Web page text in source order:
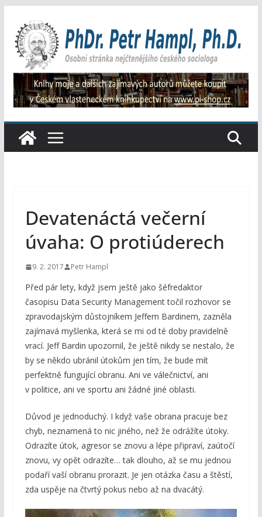
obsah
Devatenáctá večerní
úvaha: O protiúderech
9. 2. 2017 Petr Hampl
Před pár lety, když jsem ještě jako šéfredaktor
časopisu Data Security Management točil rozhovor se
zpravodajským důstojníkem Jeffem Bardinem, zazněla
zajímavá myšlenka, která se mi od té doby pravidelně
vrací. Jeff Bardin upozornil, že ještě nikdy se nestalo, že
by se někdo ubránil útokům jen tím, že bude mít
perfektně fungující obranu. Ani ve válečnictví, ani
v politice, ani ve sportu ani žádné jiné oblasti.
Důvod je jednoduchý. I když vaše obrana pracuje bez
chyb, neznamená to nic jiného, než že odrážíte útoky.
Odrazíte útok, agresor se znovu a lépe připraví, zaútočí
znovu, vy opět odrazíte… tak dlouho, až se mu jednou
podaří vaší obranu prorazit. Je jen otázka času a štěstí,
zda uspěje na čtvrtý pokus nebo až na dvacátý.